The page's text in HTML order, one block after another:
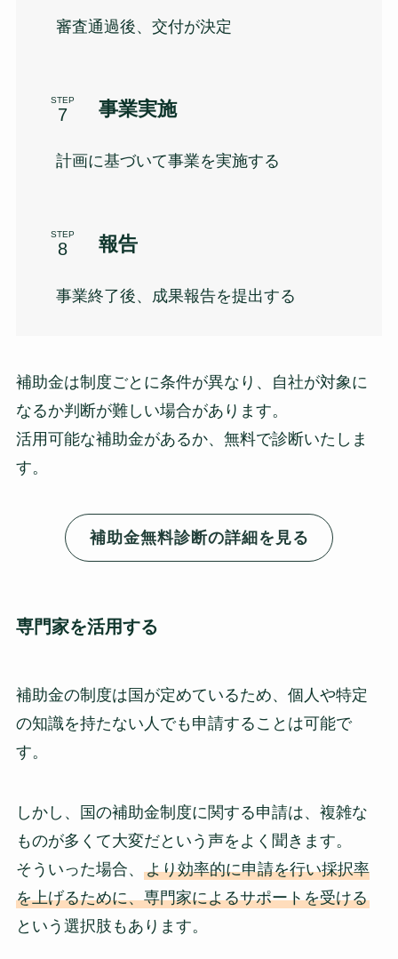
審査通過後、交付が決定
STEP 事業実施
計画に基づいて事業を実施する
STEP 報告
事業終了後、成果報告を提出する
補助金は制度ごとに条件が異なり、自社が対象に
なるか判断が難しい場合があります。
活用可能な補助金があるか、無料で診断いたしま
す。
補助金無料診断の詳細を見る
専門家を活用する
補助金の制度は国が定めているため、個人や特定
の知識を持たない人でも申請することは可能で
す。
しかし、国の補助金制度に関する申請は、複雑な
ものが多くて大変だという声をよく聞きます。
そういった場合、 より効率的に申請を行い採択率
を上げるために、専門家によるサポートを受ける
という選択肢もあります。